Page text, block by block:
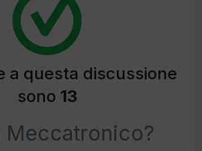
a questa discussione
sono 13
Meccatronico?